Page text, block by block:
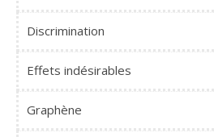
Discrimination
Effets indésirables
Graphène